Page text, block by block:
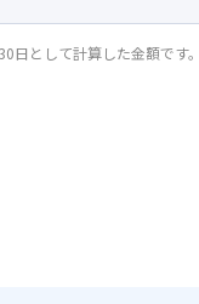
日として計算した金額です